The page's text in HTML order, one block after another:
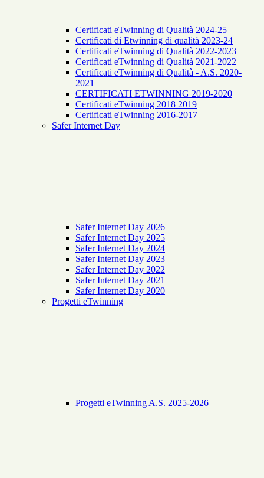
Certificati eTwinning di Qualità 2024-25
Certificati di Etwinning di qualità 2023-24
Certificati eTwinning di Qualità 2022-2023
Certificati eTwinning di Qualità 2021-2022
Certificati eTwinning di Qualità - A.S. 2020-
2021
CERTIFICATI ETWINNING 2019-2020
Certificati eTwinning 2018 2019
Certificati eTwinning 2016-2017
Safer Internet Day
Safer Internet Day 2026
Safer Internet Day 2025
Safer Internet Day 2024
Safer Internet Day 2023
Safer Internet Day 2022
Safer Internet Day 2021
Safer Internet Day 2020
Progetti eTwinning
Progetti eTwinning A.S. 2025-2026